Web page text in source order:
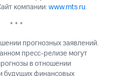
компании:www.mts.ru.
* * *
прогнозных заявлений.
пресс-релизе могут
в отношении